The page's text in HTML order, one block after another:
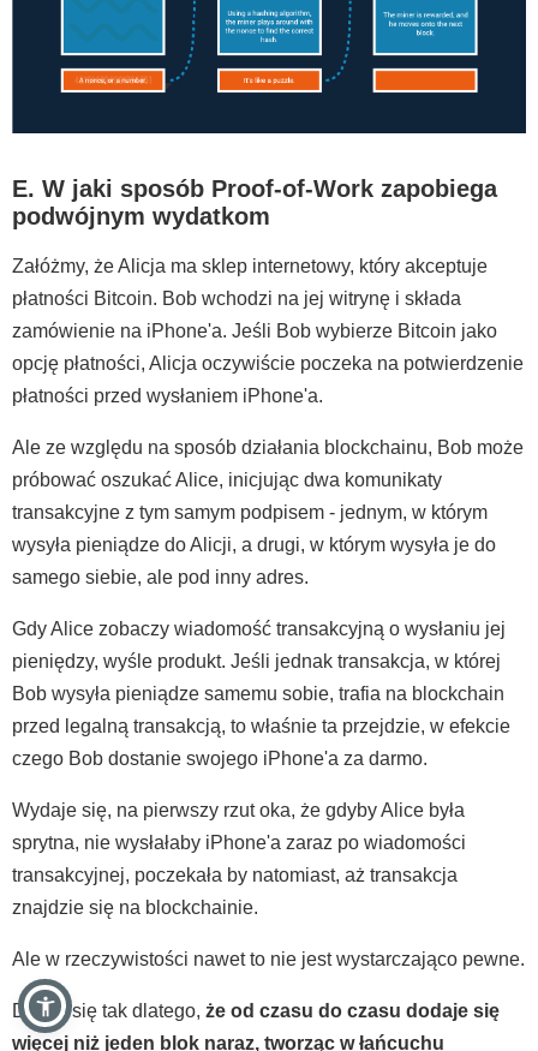
E. W jaki sposób Proof-of-Work zapobiega
podwójnym wydatkom
Załóżmy, że Alicja ma sklep internetowy, który akceptuje
płatności Bitcoin. Bob wchodzi na jej witrynę i składa
zamówienie na iPhone'a. Jeśli Bob wybierze Bitcoin jako
opcję płatności, Alicja oczywiście poczeka na potwierdzenie
płatności przed wysłaniem iPhone'a.
Ale ze względu na sposób działania blockchainu, Bob może
próbować oszukać Alice, inicjując dwa komunikaty
transakcyjne z tym samym podpisem - jednym, w którym
wysyła pieniądze do Alicji, a drugi, w którym wysyła je do
samego siebie, ale pod inny adres.
Gdy Alice zobaczy wiadomość transakcyjną o wysłaniu jej
pieniędzy, wyśle produkt. Jeśli jednak transakcja, w której
Bob wysyła pieniądze samemu sobie, trafia na blockchain
przed legalną transakcją, to właśnie ta przejdzie, w efekcie
czego Bob dostanie swojego iPhone'a za darmo.
Wydaje się, na pierwszy rzut oka, że gdyby Alice była
sprytna, nie wysłałaby iPhone'a zaraz po wiadomości
transakcyjnej, poczekała by natomiast, aż transakcja
znajdzie się na blockchainie.
Ale w rzeczywistości nawet to nie jest wystarczająco pewne.
Dzieje się tak dlatego, że od czasu do czasu dodaje się
więcej niż jeden blok naraz, tworząc w łańcuchu